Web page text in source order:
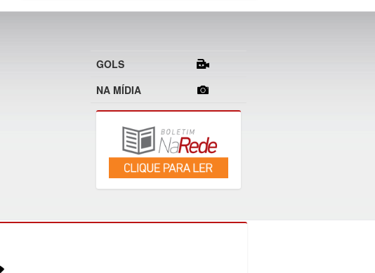
GOLS
NA MÍDIA